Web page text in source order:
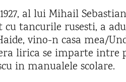
al lui Mihail
tancurile rusesti, a
vino-n casa mea/
lirica se imparte intre
in manualele scolare.